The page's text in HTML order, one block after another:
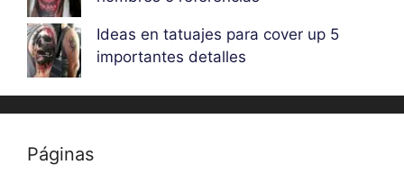
Ideas en tatuajes para cover up 5
importantes detalles
Páginas